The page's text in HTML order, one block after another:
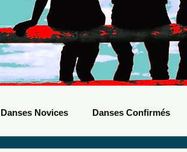
Danses Novices Danses Confirmés